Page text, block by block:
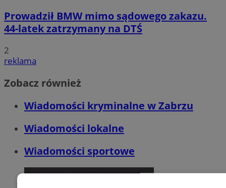
Prowadził BMW mimo sądowego zakazu.
44-latek zatrzymany na DTŚ
2
reklama
Zobacz również
Wiadomości kryminalne w Zabrzu
Wiadomości lokalne
Wiadomości sportowe